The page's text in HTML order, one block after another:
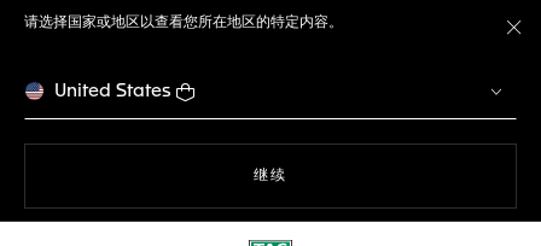
请选择国家或地区以查看您所在地区的特定内容。
United States
继续